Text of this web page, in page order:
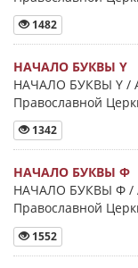
1482
НАЧАЛО БУКВЫ Y
НАЧАЛО БУКВЫ Y /
Православной
1342
НАЧАЛО БУКВЫ Φ
НАЧАЛО БУКВЫ Φ /
Православной
1552